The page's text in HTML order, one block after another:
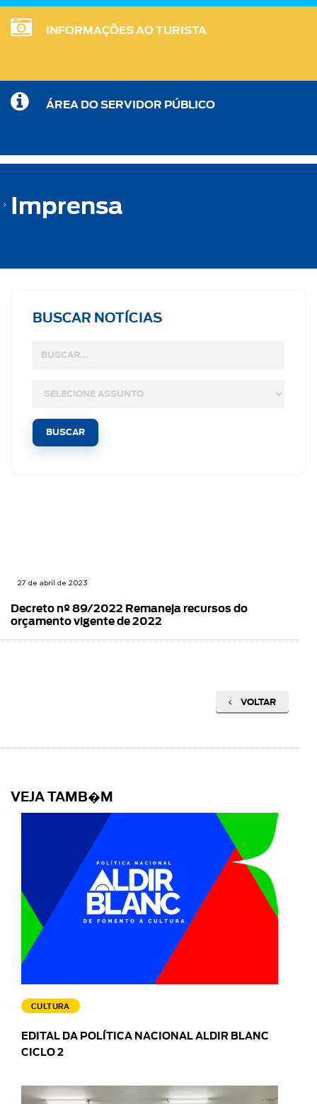
INFORMAÇÕES AO TURISTA
ÁREA DO SERVIDOR PÚBLICO
Imprensa
BUSCAR NOTÍCIAS
27 de abril de 2023
Decreto nº 89/2022 Remaneja recursos do
orçamento vigente de 2022
VOLTAR
VEJA TAMB�M
CULTURA
EDITAL DA POLÍTICA NACIONAL ALDIR BLANC
CICLO 2